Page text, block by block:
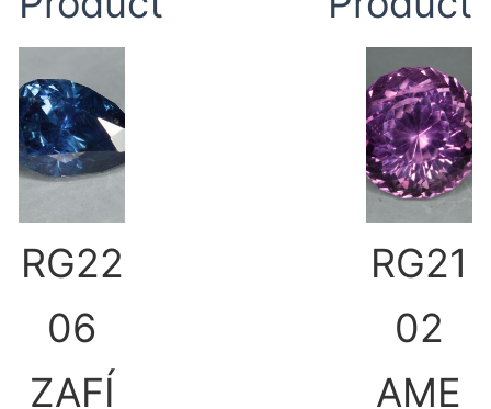
RG22
06
ZAFÍ
RG21
02
AME